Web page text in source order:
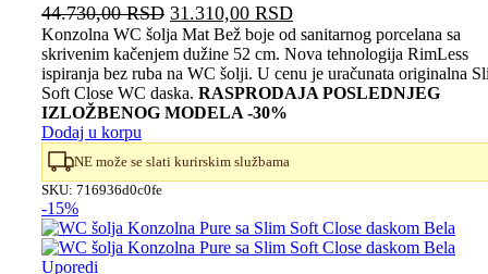
44.730,00RSD Originalna
cena
je
bila:
44.730,00 RSD.
31.310,00 RSDTrenutna
cena
je:
31.310,00 RSD.
Konzolna WC šolja Mat Bež boje od sanitarnog porcelana sa
skrivenim kačenjem dužine 52 cm. Nova tehnologija RimLess
ispiranja bez ruba na WC šolji. U cenu je uračunata originalna
Soft Close WC daska. RASPRODAJA POSLEDNJEG
IZLOŽBENOG MODELA -30%
Dodaj u korpu
NE može se slati kurirskim službama
SKU: 716936d0c0fe
-15%
Uporedi